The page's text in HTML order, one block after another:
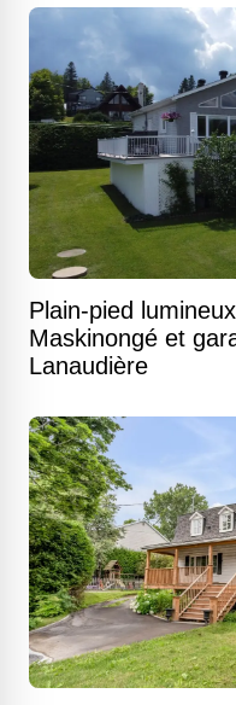
Plain-pied
Maskinongé et
Lanaudière